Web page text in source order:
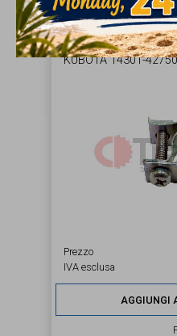
FERMAGLIO TUBO
KUBOTA 14301-42750
Prezzo
IVA esclusa
AGGIUNGI